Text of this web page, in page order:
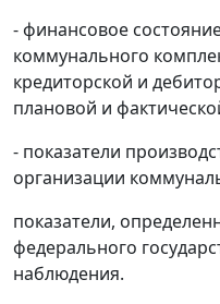
- финансовое
коммунального
кредиторской и
плановой и
- показатели
организации
показатели,
федерального
наблюдения.